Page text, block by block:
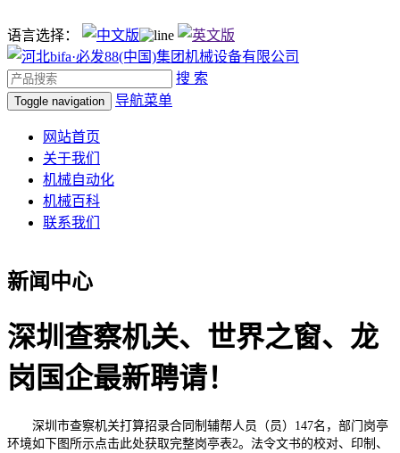
语言选择：
搜 索
Toggle navigation 导航菜单
网站首页
关于我们
机械自动化
机械百科
联系我们
新闻中心
深圳查察机关、世界之窗、龙
岗国企最新聘请！
深圳市查察机关打算招录合同制辅帮人员（员）147名，部门岗亭
环境如下图所示点击此处获取完整岗亭表2。法令文书的校对、印制、